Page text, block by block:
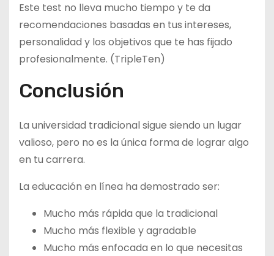
Este test no lleva mucho tiempo y te da
recomendaciones basadas en tus intereses,
personalidad y los objetivos que te has fijado
profesionalmente. (TripleTen)
Conclusión
La universidad tradicional sigue siendo un lugar
valioso, pero no es la única forma de lograr algo
en tu carrera.
La educación en línea ha demostrado ser:
Mucho más rápida que la tradicional
Mucho más flexible y agradable
Mucho más enfocada en lo que necesitas